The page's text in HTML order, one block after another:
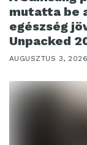
mutatta be
egészség
Unpacked
AUGUSZTUS 3, 2026